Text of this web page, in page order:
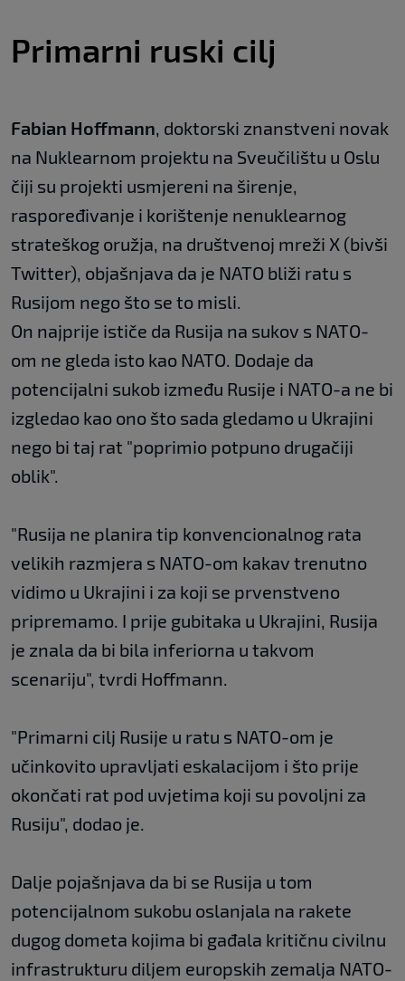
Primarni ruski cilj
Fabian Hoffmann, doktorski znanstveni novak
na Nuklearnom projektu na Sveučilištu u Oslu
čiji su projekti usmjereni na širenje,
raspoređivanje i korištenje nenuklearnog
strateškog oružja, na društvenoj mreži X (bivši
Twitter), objašnjava da je NATO bliži ratu s
Rusijom nego što se to misli.
On najprije ističe da Rusija na sukov s NATO-
om ne gleda isto kao NATO. Dodaje da
potencijalni sukob između Rusije i NATO-a ne bi
izgledao kao ono što sada gledamo u Ukrajini
nego bi taj rat "poprimio potpuno drugačiji
oblik".
"Rusija ne planira tip konvencionalnog rata
velikih razmjera s NATO-om kakav trenutno
vidimo u Ukrajini i za koji se prvenstveno
pripremamo. I prije gubitaka u Ukrajini, Rusija
je znala da bi bila inferiorna u takvom
scenariju", tvrdi Hoffmann.
"Primarni cilj Rusije u ratu s NATO-om je
učinkovito upravljati eskalacijom i što prije
okončati rat pod uvjetima koji su povoljni za
Rusiju", dodao je.
Dalje pojašnjava da bi se Rusija u tom
potencijalnom sukobu oslanjala na rakete
dugog dometa kojima bi gađala kritičnu civilnu
infrastrukturu diljem europskih zemalja NATO-